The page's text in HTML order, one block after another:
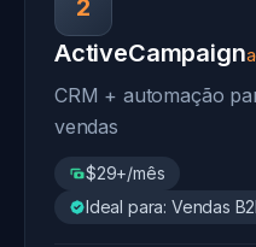
2
ActiveCampaign
CRM + automação
vendas
$29+/mês
Ideal para: Vendas